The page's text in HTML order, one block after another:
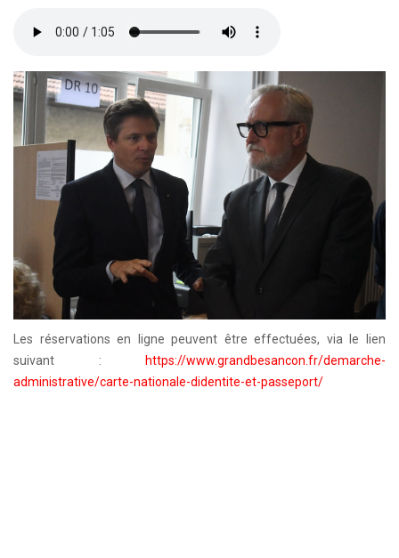
Les réservations en ligne peuvent être effectuées, via le lien
suivant :
https://www.grandbesancon.fr/demarche-
administrative/carte-nationale-didentite-et-passeport/